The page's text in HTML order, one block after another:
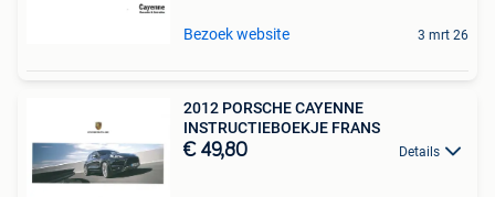
Bezoek website 3 mrt 26
2012 PORSCHE CAYENNE
INSTRUCTIEBOEKJE FRANS
€ 49,80 Details